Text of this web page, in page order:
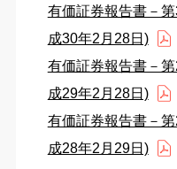
有価証券報告書－
成30年2月28日)
有価証券報告書－
成29年2月28日)
有価証券報告書－
成28年2月29日)